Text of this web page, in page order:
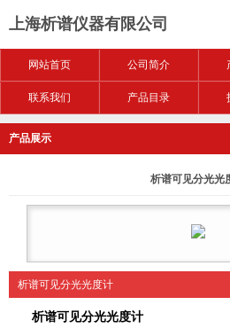
上海析谱仪器有限公司
网站首页 公司简介
联系我们 产品目录
产品展示
析谱可见分光光
析谱可见分光光度计
析谱可见分光光度计